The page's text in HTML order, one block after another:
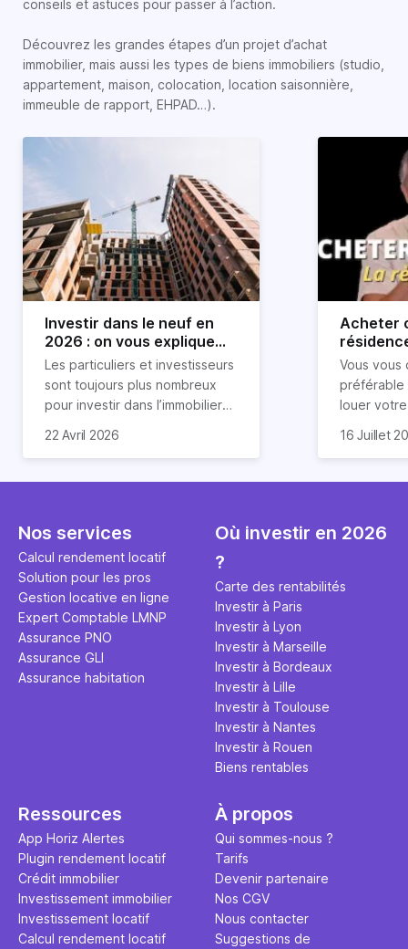
conseils et astuces pour passer à l’action.
Découvrez les grandes étapes d’un projet d’achat
immobilier, mais aussi les types de biens immobiliers (studio,
appartement, maison, colocation, location saisonnière,
immeuble de rapport, EHPAD…).
Investir dans le neuf en
2026 : on vous explique
tout !
Les particuliers et investisseurs
sont toujours plus nombreux
pour investir dans l’immobilier
nombreux avantages à choisir
expliquons tout dans cet
22 Avril 2026
Acheter
règle
révélée
Vous vous
préférable
louer
expert en
règle
ce secret
l'argent
principale
études et
16 Juillet
Nos services
Calcul rendement locatif
Solution pour les pros
Gestion locative en ligne
Expert Comptable LMNP
Assurance PNO
Assurance GLI
Assurance habitation
Où investir en 2026
?
Carte des rentabilités
Investir à Paris
Investir à Lyon
Investir à Marseille
Investir à Bordeaux
Investir à Lille
Investir à Toulouse
Investir à Nantes
Investir à Rouen
Biens rentables
Ressources
App Horiz Alertes
Plugin rendement locatif
Crédit immobilier
Investissement immobilier
Investissement locatif
Calcul rendement locatif
À propos
Qui sommes-nous ?
Tarifs
Devenir partenaire
Nos CGV
Nous contacter
Suggestions de